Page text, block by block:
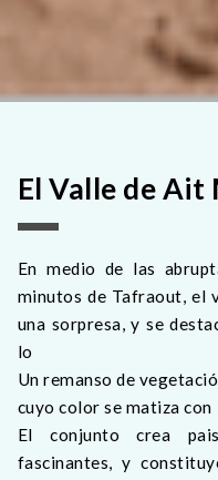
El Valle de Ait
En medio de las
minutos de Tafraout, el
una sorpresa, y se
lo
Un remanso de
cuyo color se matiza con
El conjunto crea
fascinantes, y